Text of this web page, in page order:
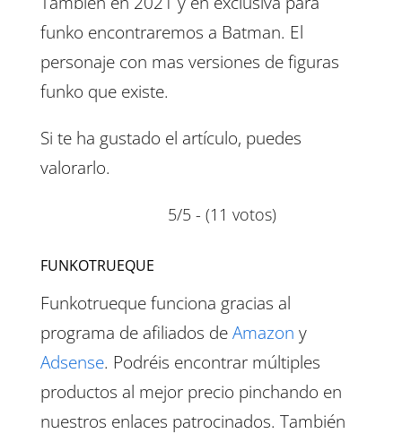
funko encontraremos a Batman. El
personaje con mas versiones de figuras
funko que existe.
Si te ha gustado el artículo, puedes
valorarlo.
5/5 - (11 votos)
FUNKOTRUEQUE
Funkotrueque funciona gracias al
programa de afiliados deAmazon y
Adsense. Podréis encontrar múltiples
productos al mejor precio pinchando en
nuestros enlaces patrocinados. También